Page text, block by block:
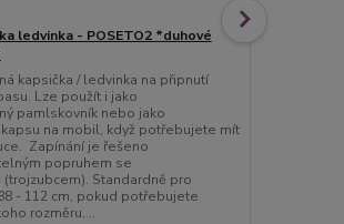
ledvinka - POSETO2 *duhové
kapsička / ledvinka na připnutí
Lze použít i jako
pamlskovník nebo jako
kapsu na mobil, když potřebujete mít
Zapínání je řešeno
popruhem se
Standardně pro
- 112 cm, pokud potřebujete
rozměru,...